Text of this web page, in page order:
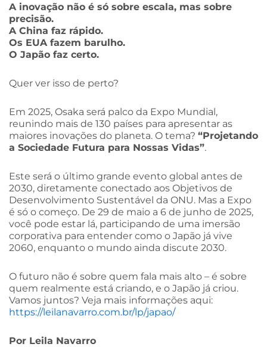
A inovação não é só sobre escala, mas sobre
precisão.
A China faz rápido.
Os EUA fazem barulho.
O Japão faz certo.
Quer ver isso de perto?
Em 2025, Osaka será palco da Expo Mundial,
reunindo mais de 130 países para apresentar as
maiores inovações do planeta. O tema? “Projetando
a Sociedade Futura para Nossas Vidas”.
Este será o último grande evento global antes de
2030, diretamente conectado aos Objetivos de
Desenvolvimento Sustentável da ONU. Mas a Expo
é só o começo. De 29 de maio a 6 de junho de 2025,
você pode estar lá, participando de uma imersão
corporativa para entender como o Japão já vive
2060, enquanto o mundo ainda discute 2030.
O futuro não é sobre quem fala mais alto – é sobre
quem realmente está criando, e o Japão já criou.
Vamos juntos? Veja mais informações aqui:
https://leilanavarro.com.br/lp/japao/
Por Leila Navarro